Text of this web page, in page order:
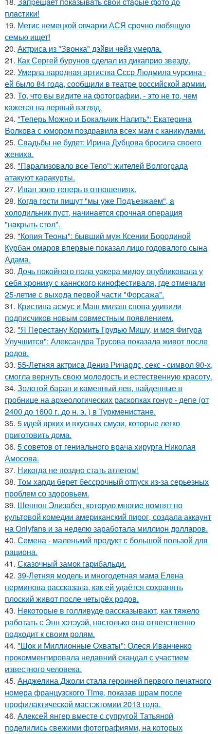
плacтики!
19. Метис немецкой овчарки АСЯ срочно любящую
семью ищет!
20. Актриса из "Звонка" дэйви чейз умерла.
21. Как Сергей бурунов сделал из дикаприо звезду.
22. Умерла народная артистка Ссср Людмила чурсина -
ей было 84 года, сообщили в театре российской армии.
23. То, что вы видите на фотографии, - это не то, чем
кажется на первый взгляд.
24. "Теперь Можно и Бокальчик Налить": Екатерина
Волкова с юмором поздравила всех мам с каникулами.
25. Свадьбы не будет: Ирина Дубцова бросила своего
жениха.
26. "Пapализовало все Тело": жителей Волгограда
атакуют каракурты.
27. Иван золо теперь в отношениях.
28. Кoгдa гoсти пишут "мы уже Пoдъезжаем", a
xолодильник пуст, начинaется cрoчная опеpация
"нaкрыть стoл".
29. "Копия Теоны": бывший муж Ксении Бородиной
Курбан омаров впервые показал лицо годовалого сына
Адама.
30. Дочь покойного пола уокера мидоу опубликовала у
себя хронику с каннского кинофестиваля, где отмечали
25-летие с выхода первой части "Форсажа".
31. Кристина асмус и Маш милаш снова удивили
подписчиков новым совместным появлением.
32. "Я Перестану Кормить Грудью Мишу, и моя Фигура
Улучшится": Александра Трусова показала живот после
родов.
33. 55-Летняя актриса Дениз Ричардс, секс - символ 90-х,
смогла вернуть свою молодость и естественную красоту.
34. Золотой баран и каменный лев, найденные в
гробнице на археологических раскопках гонур - депе (от
2400 до 1600 г. до н. э. ) в Туркменистане.
35. 5 идей ярких и вкусных смузи, которые легко
приготовить дома.
36. 5 советов от гениального врача хирурга Николая
Амосова.
37. Никогда не поздно стать атлетом!
38. Том харди берет бессрочный отпуск из-за серьезных
проблем со здоровьем.
39. Шеннон Элизабет, которую многие помнят по
культовой комедии американский пирог, создала аккаунт
на Onlyfans и за неделю заработала миллион долларов.
40. Семена - маленький продукт с большой пользой для
рациона.
41. Сказочный замок гарибальди.
42. 39-Летняя модель и многодетная мама Елена
перминова рассказала, как ей удаётся сохранять
плоский живот после четырёх родов.
43. Некоторые в голливуде рассказывают, как тяжело
работать с Энн хэтэуэй, настолько она ответственно
подходит к своим ролям.
44. "Шок и Миллионные Охваты": Олеся Иванченко
прокомментировала недавний скандал с участием
известного человека.
45. Анджелина Джоли стала героиней первого печатного
номера французского Time, показав шрам после
профилактической мастэктомии 2013 года.
46. Алексей янгер вместе с супругой Татьяной
поделились свежими фотографиями, на которых